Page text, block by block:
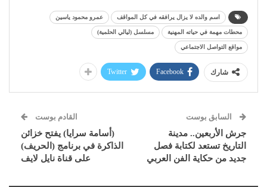
اسم والده لا يزال يرافقه في كل المواقف عمرو محمود ياسين
محطات مهمة في حياته المهنية مسلسل (ليالي الحلمية)
مواقع التواصل الاجتماعي
شارك Facebook
Twitter
السابق بوست
جرش الأربعين.. مدينة
التاريخ تستعد لكتابة فصل
جديد من حكاية الفن العربي
القادم بوست
(أسامة سرايا) يفتح خزائن
الذاكرة في برنامج (الحريف)
على قناة نايل لايف